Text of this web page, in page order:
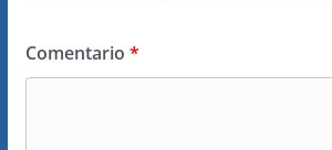
Comentario *